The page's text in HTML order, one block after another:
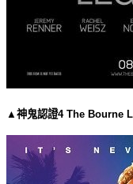
▲ 神鬼認證4 The Bourne